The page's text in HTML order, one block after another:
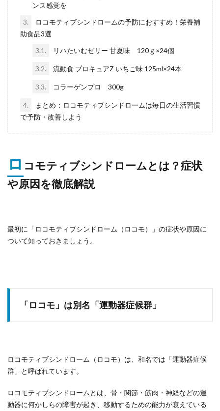
ンス感覚を
3.
ロコモティブシンドロームの予防におすすめ！栄養補
助食品3選
3.1.
リハたいむゼリー 甘夏味 120ｇ×24個
3.2. 流動食 プロキュアZ いちご味 125ml×24本
3.3. コラーゲンプロ 300g
4.
まとめ：ロコモティブシンドロームは毎日の生活習慣
で予防・改善しよう
ロ コモティブシンドロームとは？症状
や原因を徹底解説
最初に「ロコモティブシンドローム（ロコモ）」の症状や原因に
ついて知っておきましょう。
「ロコモ」は別名「運動器症候群」
ロコモティブシンドローム（ロコモ）は、和名では「運動器症候
群」と呼ばれています。
ロコモティブシンドロームとは、骨・関節・筋肉・神経などの運
動器に何かしらの障害が起き、移動するための能力が衰えている